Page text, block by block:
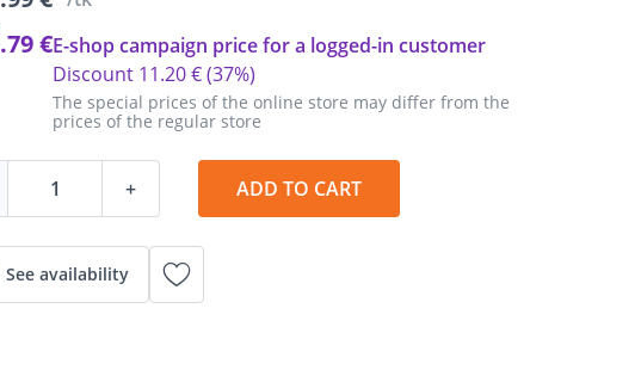
.79 €
The special prices of the online store may differ from the
prices of the regular store
Discount 11.20 €(37%)
E-shop campaign price for a logged-in customer
+ ADD TO CART
See availability